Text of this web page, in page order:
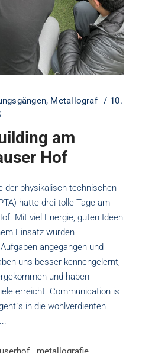
, Metallograf
10.
am
Hof
der physikalisch-technischen
hatte drei tolle Tage am
Mit viel Energie, guten Ideen
Einsatz wurden
angegangen und
uns besser kennengelernt,
und haben
erreicht. Communication is
in die wohlverdienten